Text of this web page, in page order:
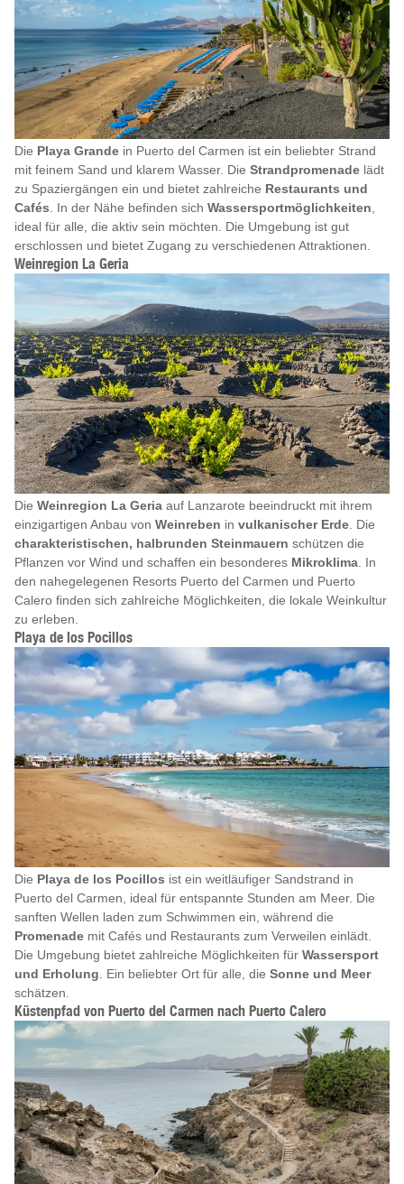
Die Playa Grande in Puerto del Carmen ist ein beliebter Strand
mit feinem Sand und klarem Wasser. Die Strandpromenade lädt
zu Spaziergängen ein und bietet zahlreiche Restaurants und
Cafés. In der Nähe befinden sich Wassersportmöglichkeiten,
ideal für alle, die aktiv sein möchten. Die Umgebung ist gut
erschlossen und bietet Zugang zu verschiedenen Attraktionen.
Weinregion La Geria
Die Weinregion La Geria auf Lanzarote beeindruckt mit ihrem
einzigartigen Anbau von Weinreben in vulkanischer Erde . Die
charakteristischen, halbrunden Steinmauern schützen die
Pflanzen vor Wind und schaffen ein besonderes Mikroklima . In
den nahegelegenen Resorts Puerto del Carmen und Puerto
Calero finden sich zahlreiche Möglichkeiten, die lokale Weinkultur
zu erleben.
Playa de los Pocillos
Die Playa de los Pocillos ist ein weitläufiger Sandstrand in
Puerto del Carmen, ideal für entspannte Stunden am Meer. Die
sanften Wellen laden zum Schwimmen ein, während die
Promenade mit Cafés und Restaurants zum Verweilen einlädt.
Die Umgebung bietet zahlreiche Möglichkeiten für Wassersport
und Erholung . Ein beliebter Ort für alle, die Sonne und Meer
schätzen.
Küstenpfad von Puerto del Carmen nach Puerto Calero